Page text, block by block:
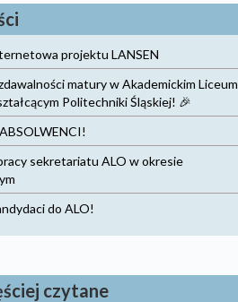
projektu LANSEN
matury w Akademickim Liceum
Politechniki Śląskiej! 🎉
sekretariatu ALO w okresie
do ALO!
czytane